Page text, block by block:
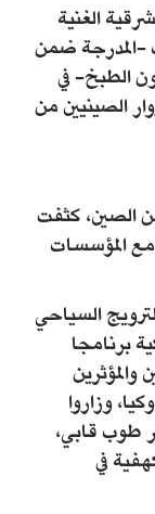
الغنية
-المدرجة ضمن
الطبخ- في
الصينيين من
الصين، كثفت
مع المؤسسات
السياحي
برنامجا
المدونين والمؤثرين
وزاروا
طوب قابي،
في